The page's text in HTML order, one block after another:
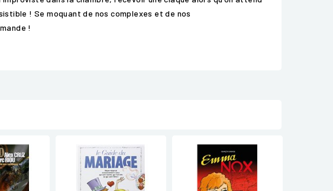
! Se moquant de nos complexes et de nos
!